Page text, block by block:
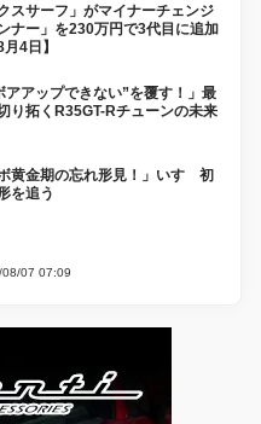
スサーフ」がマイナーチェンジ
ナー」を230万円で3代目に追加
4日】
アアップできない”を覆す！」最
り拓くR35GT-Rチューンの未来
黄金期の忘れ形見！」いすゞ初
を追う
08/07 07:09